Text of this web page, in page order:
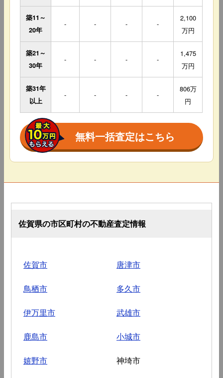
築11～
20年
- - - -
2,100
万円
築21～
30年
- - - -
1,475
万円
築31年
以上
- - - -
806万
円
無料一括査定はこちら
佐賀県の市区町村の不動産査定情報
佐賀市 唐津市
鳥栖市 多久市
伊万里市 武雄市
鹿島市 小城市
嬉野市 神埼市